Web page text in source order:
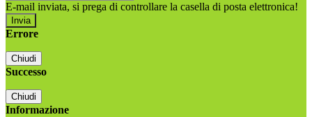
E-mail inviata, si prega di controllare la casella di posta elettronica!
Errore
Chiudi
Successo
Chiudi
Informazione